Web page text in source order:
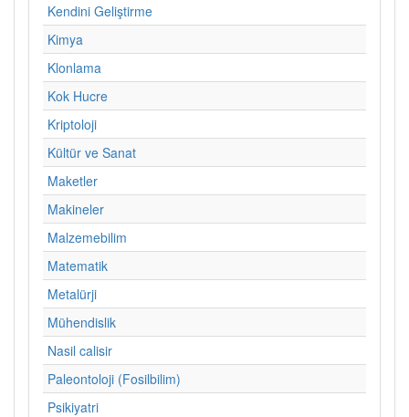
Kendini Geliştirme
Kimya
Klonlama
Kok Hucre
Kriptoloji
Kültür ve Sanat
Maketler
Makineler
Malzemebilim
Matematik
Metalürji
Mühendislik
Nasil calisir
Paleontoloji (Fosilbilim)
Psikiyatri